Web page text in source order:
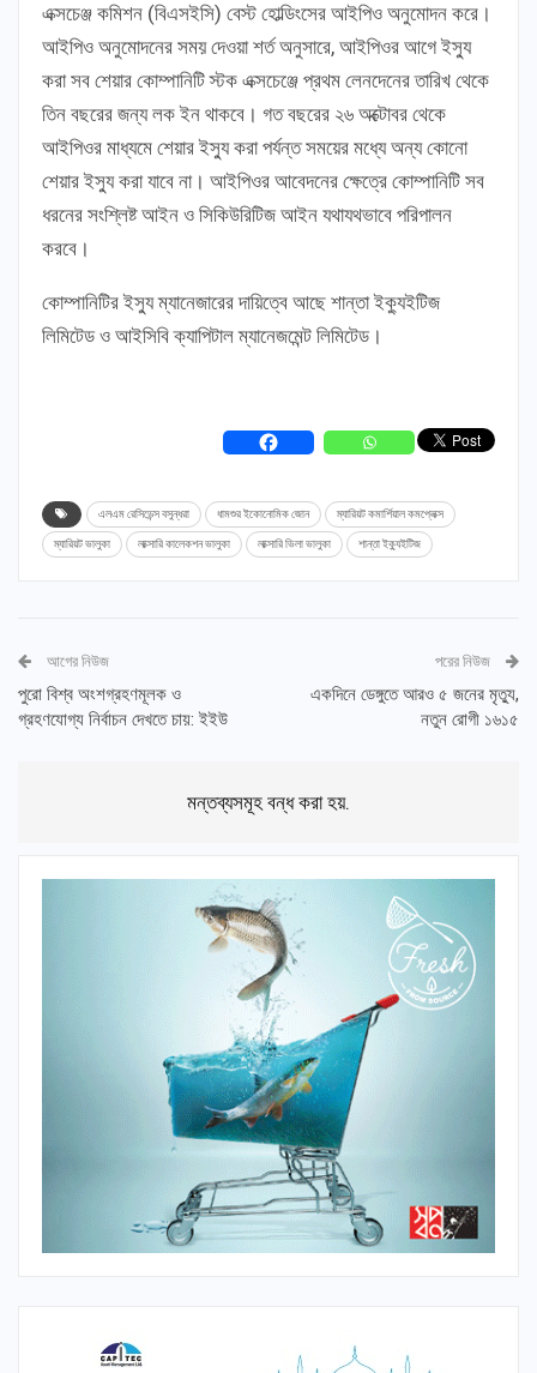
এক্সচেঞ্জ কমিশন (বিএসইসি) বেস্ট হোল্ডিংসের আইপিও অনুমোদন করে।
আইপিও অনুমোদনের সময় দেওয়া শর্ত অনুসারে, আইপিওর আগে ইস্যু
করা সব শেয়ার কোম্পানিটি স্টক এক্সচেঞ্জে প্রথম লেনদেনের তারিখ থেকে
তিন বছরের জন্য লক ইন থাকবে। গত বছরের ২৬ অক্টোবর থেকে
আইপিওর মাধ্যমে শেয়ার ইস্যু করা পর্যন্ত সময়ের মধ্যে অন্য কোনো
শেয়ার ইস্যু করা যাবে না। আইপিওর আবেদনের ক্ষেত্রে কোম্পানিটি সব
ধরনের সংশ্লিষ্ট আইন ও সিকিউরিটিজ আইন যথাযথভাবে পরিপালন
করবে।
কোম্পানিটির ইস্যু ম্যানেজারের দায়িত্বে আছে শান্তা ইক্যুইটিজ
লিমিটেড ও আইসিবি ক্যাপিটাল ম্যানেজমেন্ট লিমিটেড।
এলএম রেসিডেন্স বসুন্ধরা ধামশুর ইকোনোমিক জোন ম্যারিয়ট কমার্শিয়াল কমপ্লেক্স
ম্যারিয়ট ভালুকা লাক্সারি কালেকশন ভালুকা লাক্সারি ভিলা ভালুকা শান্তা ইক্যুইটিজ
আগের নিউজ
পুরো বিশ্ব অংশগ্রহণমূলক ও
গ্রহণযোগ্য নির্বাচন দেখতে চায়: ইইউ
পরের নিউজ
একদিনে ডেঙ্গুতে আরও ৫ জনের মৃত্যু,
নতুন রোগী ১৬১৫
মন্তব্যসমূহ বন্ধ করা হয়.